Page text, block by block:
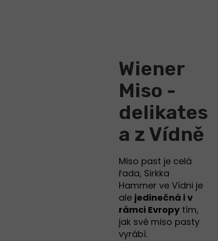
Wiener
Miso -
delikates
a z Vídně
Miso past je celá
řada, Sirkka
Hammer ve Vídni je
ale jedinečná i v
rámci Evropy tím,
jak své miso pasty
vyrábí.